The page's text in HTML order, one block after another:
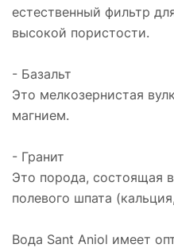
естественный фильтр
высокой пористости.
- Базальт
Это мелкозернистая
магнием.
- Гранит
Это порода, состоящая
полевого шпата
Вода Sant Aniol имеет